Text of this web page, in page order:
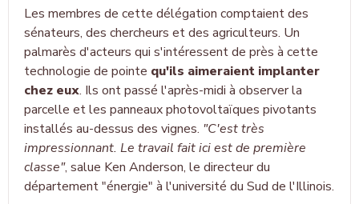
Les membres de cette délégation comptaient des
sénateurs, des chercheurs et des agriculteurs. Un
palmarès d'acteurs qui s'intéressent de près à cette
technologie de pointe qu'ils aimeraient implanter
chez eux. Ils ont passé l'après-midi à observer la
parcelle et les panneaux photovoltaïques pivotants
installés au-dessus des vignes. "C'est très
impressionnant. Le travail fait ici est de première
classe", salue Ken Anderson, le directeur du
département "énergie" à l'université du Sud de l'Illinois.